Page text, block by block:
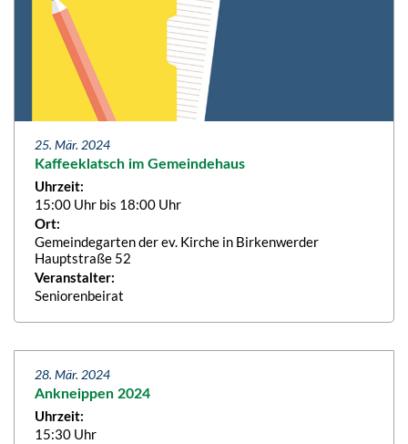
25. Mär. 2024
Kaffeeklatsch im Gemeindehaus
Uhrzeit:
15:00 Uhr bis 18:00 Uhr
Ort:
Gemeindegarten der ev. Kirche in Birkenwerder
Hauptstraße 52
Veranstalter:
Seniorenbeirat
28. Mär. 2024
Ankneippen 2024
Uhrzeit:
15:30 Uhr